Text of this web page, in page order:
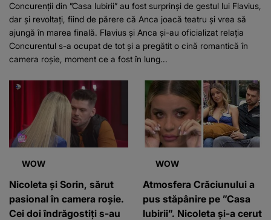
Concurenții din ”Casa Iubirii” au fost surprinși de gestul lui Flavius,
dar și revoltați, fiind de părere că Anca joacă teatru și vrea să
ajungă în marea finală. Flavius și Anca și-au oficializat relația
Concurentul s-a ocupat de tot și a pregătit o cină romantică în
camera roșie, moment ce a fost în lung...
WOW
Nicoleta și Sorin, sărut
pasional în camera roșie.
Cei doi îndrăgostiți s-au
WOW
Atmosfera Crăciunului a
pus stăpânire pe ”Casa
Iubirii”. Nicoleta și-a cerut